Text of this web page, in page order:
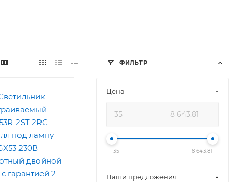
ФИЛЬТР
Цена
35 8 643.81
Наши предложения